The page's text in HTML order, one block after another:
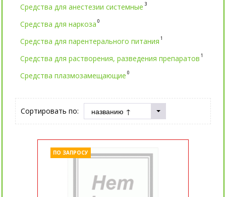
Средства для анестезии системные 3
Средства для наркоза 0
Средства для парентерального питания 1
Средства для растворения, разведения препаратов 1
Средства плазмозамещающие 0
Сортировать по:
ПО ЗАПРОСУ